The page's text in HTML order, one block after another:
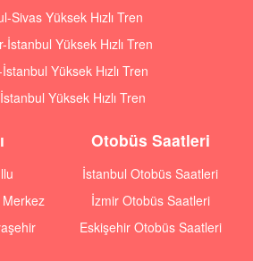
Sivas Yüksek Hızlı Tren
İstanbul Yüksek Hızlı Tren
Yüksek Hızlı Tren
Yüksek Hızlı Tren
Merkez
Otobüs Saatleri
İstanbul Otobüs Saatleri
İzmir Otobüs Saatleri
Eskişehir Otobüs Saatleri